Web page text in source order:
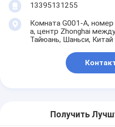
13395131255
Комната G001-A,
a, центр Zhonghai
Тайюань, Шаньси, Китай
Получить